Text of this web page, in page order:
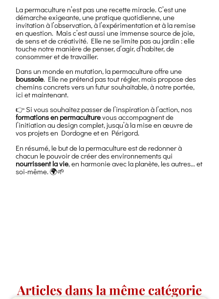
La permaculture n’est pas une recette miracle. C’est une
démarche exigeante, une pratique quotidienne, une
invitation à l’observation, à l’expérimentation et à la remise
en question. Mais c’est aussi une immense source de joie,
de sens et de créativité. Elle ne se limite pas au jardin : elle
touche notre manière de penser, d’agir, d’habiter, de
consommer et de travailler.
Dans un monde en mutation, la permaculture offre une
boussole. Elle ne prétend pas tout régler, mais propose des
chemins concrets vers un futur souhaitable, à notre portée,
ici et maintenant.
👉 Si vous souhaitez passer de l’inspiration à l’action, nos
formations en permaculturevous accompagnent de
l’initiation au design complet, jusqu’à la mise en œuvre de
vos projets en Dordogne et en Périgord.
En résumé, le but de la permaculture est de redonner à
chacun le pouvoir de créer des environnements qui
nourrissent la vie, en harmonie avec la planète, les autres… et
soi-même. 🌍🌱
Articles dans la même catégorie